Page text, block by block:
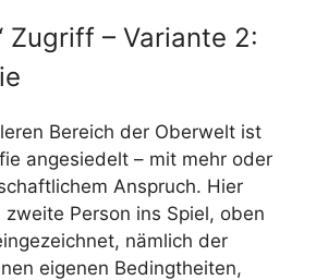
Zugriff – Variante 2:
Bereich der Oberwelt ist
angesiedelt – mit mehr oder
Anspruch. Hier
Person ins Spiel, oben
nämlich der
eigenen Bedingtheiten,